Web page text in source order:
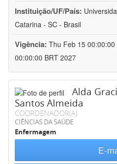
Instituição/UF/País:
Catarina - SC - Brasil
Vigência: Thu Feb 15
00:00:00 BRT 2027
Alda
Santos Almeida
COORDENADOR(A)
CIÊNCIAS DA SAÚDE
Enfermagem
E-